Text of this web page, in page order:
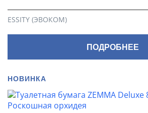
ESSITY (ЭВОКОМ)
ПОДРОБНЕЕ
НОВИНКА